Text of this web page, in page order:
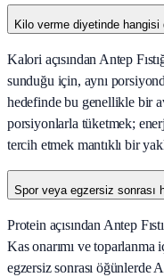
Kilo verme diyetinde hangisi
Kalori açısından Antep
sunduğu için, aynı
hedefinde bu genellikle bir
porsiyonlarla tüketmek;
tercih etmek mantıklı bir
Spor veya egzersiz sonrası
Protein açısından Antep
Kas onarımı ve toparlanma
egzersiz sonrası öğünlerde